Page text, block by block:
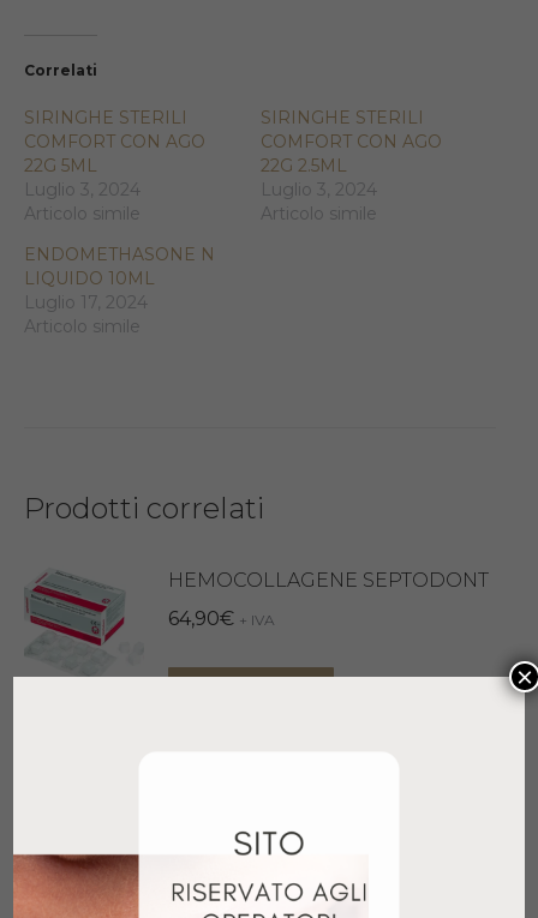
Correlati
SIRINGHE STERILI
COMFORT CON AGO
22G 5ML
Luglio 3, 2024
Articolo simile
SIRINGHE STERILI
COMFORT CON AGO
22G 2.5ML
Luglio 3, 2024
Articolo simile
ENDOMETHASONE N
LIQUIDO 10ML
Luglio 17, 2024
Articolo simile
Prodotti correlati
HEMOCOLLAGENE SEPTODONT
64,90€ + IVA
Aggiungi al carrello
×